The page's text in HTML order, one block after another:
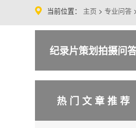
当前位置： 主页 > 专业问答
纪录片策划拍摄问
热 门 文 章 推 荐